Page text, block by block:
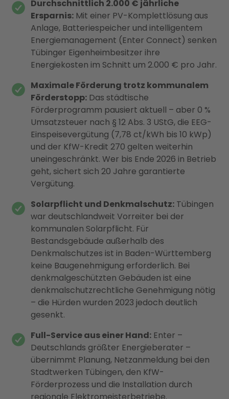
Durchschnittlich 2.000 € jährliche
Ersparnis: Mit einer PV-Komplettlösung aus
Anlage, Batteriespeicher und intelligentem
Energiemanagement (Enter Connect) senken
Tübinger Eigenheimbesitzer ihre
Energiekosten im Schnitt um 2.000 € pro Jahr.
Maximale Förderung trotz kommunalem
Förderstopp: Das städtische
Förderprogramm pausiert aktuell – aber 0 %
Umsatzsteuer nach § 12 Abs. 3 UStG, die EEG-
Einspeisevergütung (7,78 ct/kWh bis 10 kWp)
und der KfW-Kredit 270 gelten weiterhin
uneingeschränkt. Wer bis Ende 2026 in Betrieb
geht, sichert sich 20 Jahre garantierte
Vergütung.
Solarpflicht und Denkmalschutz: Tübingen
war deutschlandweit Vorreiter bei der
kommunalen Solarpflicht. Für
Bestandsgebäude außerhalb des
Denkmalschutzes ist in Baden-Württemberg
keine Baugenehmigung erforderlich. Bei
denkmalgeschützten Gebäuden ist eine
denkmalschutzrechtliche Genehmigung nötig
– die Hürden wurden 2023 jedoch deutlich
gesenkt.
Full-Service aus einer Hand: Enter –
Deutschlands größter Energieberater –
übernimmt Planung, Netzanmeldung bei den
Stadtwerken Tübingen, den KfW-
Förderprozess und die Installation durch